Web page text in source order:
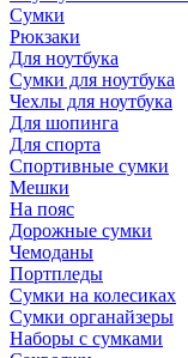
Сумки
Рюкзаки
Для ноутбука
Сумки для ноутбука
Чехлы для ноутбука
Для шопинга
Для спорта
Спортивные сумки
Мешки
На пояс
Дорожные сумки
Чемоданы
Портпледы
Сумки на колесиках
Сумки органайзеры
Наборы с сумками